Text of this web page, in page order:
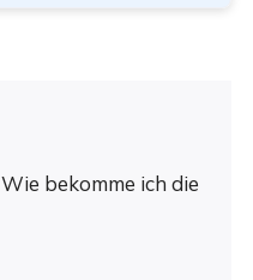
bekomme ich die